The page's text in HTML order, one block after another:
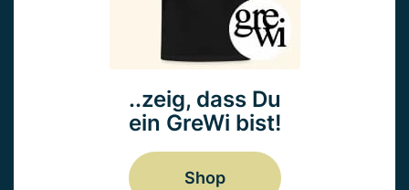
..zeig, dass Du
ein GreWi bist!
Shop